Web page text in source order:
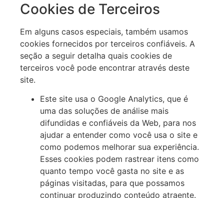
Cookies de Terceiros
Em alguns casos especiais, também usamos
cookies fornecidos por terceiros confiáveis. A
seção a seguir detalha quais cookies de
terceiros você pode encontrar através deste
site.
Este site usa o Google Analytics, que é
uma das soluções de análise mais
difundidas e confiáveis da Web, para nos
ajudar a entender como você usa o site e
como podemos melhorar sua experiência.
Esses cookies podem rastrear itens como
quanto tempo você gasta no site e as
páginas visitadas, para que possamos
continuar produzindo conteúdo atraente.